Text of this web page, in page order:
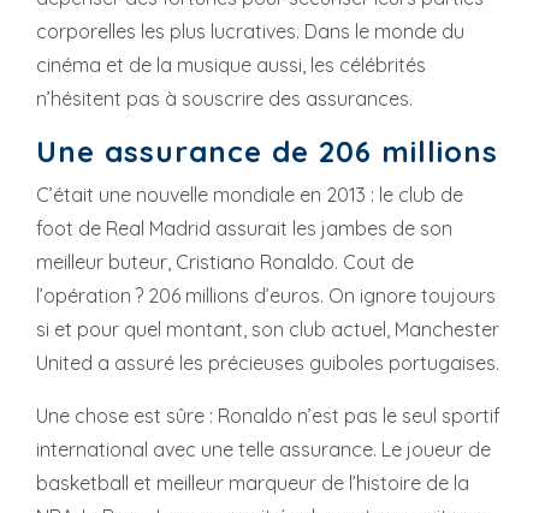
corporelles les plus lucratives. Dans le monde du
cinéma et de la musique aussi, les célébrités
n’hésitent pas à souscrire des assurances.
Une assurance de 206 millions
C’était une nouvelle mondiale en 2013 : le club de
foot de Real Madrid assurait les jambes de son
meilleur buteur, Cristiano Ronaldo. Cout de
l’opération ? 206 millions d’euros. On ignore toujours
si et pour quel montant, son club actuel, Manchester
United a assuré les précieuses guiboles portugaises.
Une chose est sûre : Ronaldo n’est pas le seul sportif
international avec une telle assurance. Le joueur de
basketball et meilleur marqueur de l’histoire de la